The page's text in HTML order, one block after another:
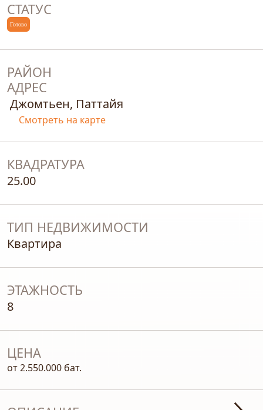
СТАТУС
Готово
РАЙОН
АДРЕС
Джомтьен, Паттайя
Смотреть на карте
КВАДРАТУРА
25.00
ТИП НЕДВИЖИМОСТИ
Квартира
ЭТАЖНОСТЬ
8
ЦЕНА
от 2.550.000 бат.